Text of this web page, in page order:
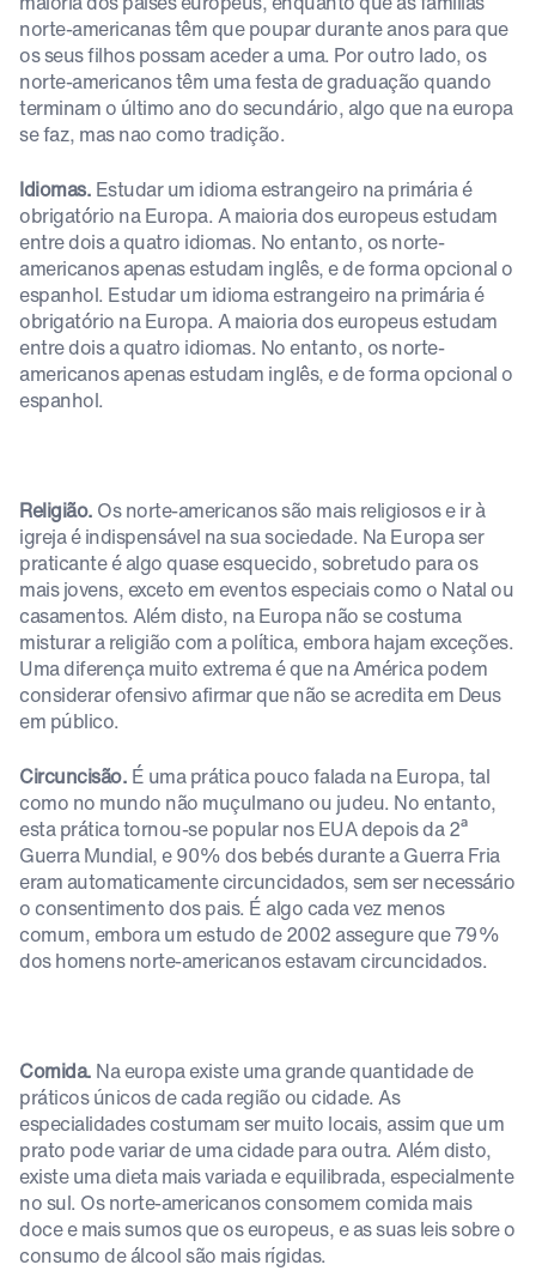
norte-americanas têm que poupar durante anos para que
os seus filhos possam aceder a uma. Por outro lado, os
norte-americanos têm uma festa de graduação quando
terminam o último ano do secundário, algo que na europa
se faz, mas nao como tradição.
Idiomas. Estudar um idioma estrangeiro na primária é
obrigatório na Europa. A maioria dos europeus estudam
entre dois a quatro idiomas. No entanto, os norte-
americanos apenas estudam inglês, e de forma opcional o
espanhol. Estudar um idioma estrangeiro na primária é
obrigatório na Europa. A maioria dos europeus estudam
entre dois a quatro idiomas. No entanto, os norte-
americanos apenas estudam inglês, e de forma opcional o
espanhol.
Religião. Os norte-americanos são mais religiosos e ir à
igreja é indispensável na sua sociedade. Na Europa ser
praticante é algo quase esquecido, sobretudo para os
mais jovens, exceto em eventos especiais como o Natal ou
casamentos. Além disto, na Europa não se costuma
misturar a religião com a política, embora hajam exceções.
Uma diferença muito extrema é que na América podem
considerar ofensivo afirmar que não se acredita em Deus
em público.
Circuncisão. É uma prática pouco falada na Europa, tal
como no mundo não muçulmano ou judeu. No entanto,
esta prática tornou-se popular nos EUA depois da 2ª
Guerra Mundial, e 90% dos bebés durante a Guerra Fria
eram automaticamente circuncidados, sem ser necessário
o consentimento dos pais. É algo cada vez menos
comum, embora um estudo de 2002 assegure que 79%
dos homens norte-americanos estavam circuncidados.
Comida. Na europa existe uma grande quantidade de
práticos únicos de cada região ou cidade. As
especialidades costumam ser muito locais, assim que um
prato pode variar de uma cidade para outra. Além disto,
existe uma dieta mais variada e equilibrada, especialmente
no sul. Os norte-americanos consomem comida mais
doce e mais sumos que os europeus, e as suas leis sobre o
consumo de álcool são mais rígidas.